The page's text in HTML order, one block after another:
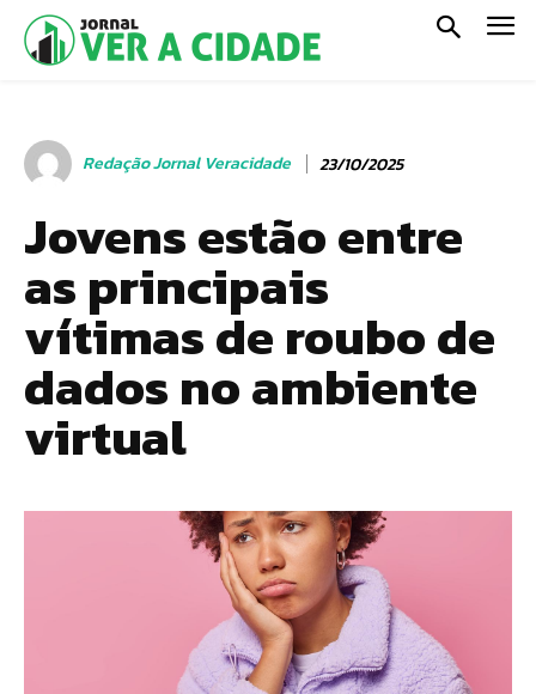
Redação Jornal Veracidade 23/10/2025
Jovens estão entre
as principais
vítimas de roubo de
dados no ambiente
virtual